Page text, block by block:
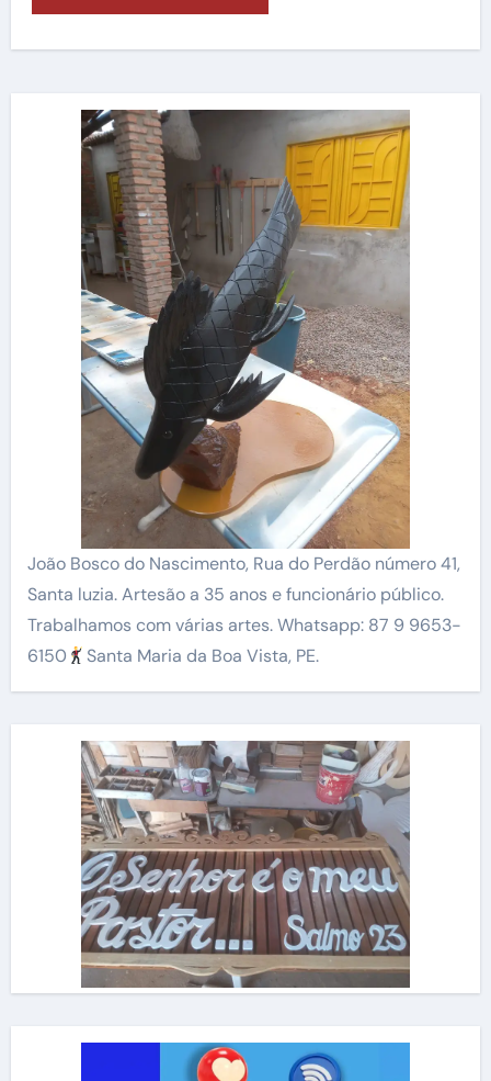
João Bosco do Nascimento, Rua do Perdão número 41,
Santa luzia. Artesão a 35 anos e funcionário público.
Trabalhamos com várias artes. Whatsapp: 87 9 9653-
6150
Santa Maria da Boa Vista, PE.